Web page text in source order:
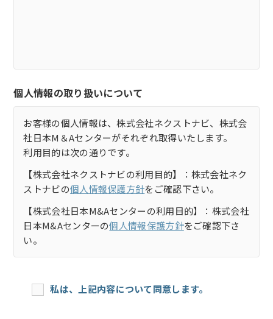
個人情報の取り扱いについて
お客様の個人情報は、株式会社ネクストナビ、株式会
社日本M＆Aセンターがそれぞれ取得いたします。
利用目的は次の通りです。
【株式会社ネクストナビの利用目的】：株式会社ネク
ストナビの個人情報保護方針をご確認下さい。
【株式会社日本M&Aセンターの利用目的】：株式会社
日本M&Aセンターの個人情報保護方針をご確認下さ
い。
私は、上記内容について同意します。